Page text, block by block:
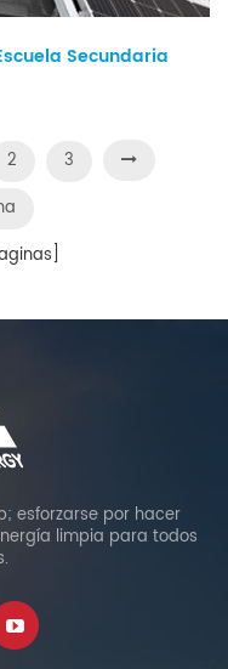
Secundaria
2
3
esforzarse por hacer
limpia para todos